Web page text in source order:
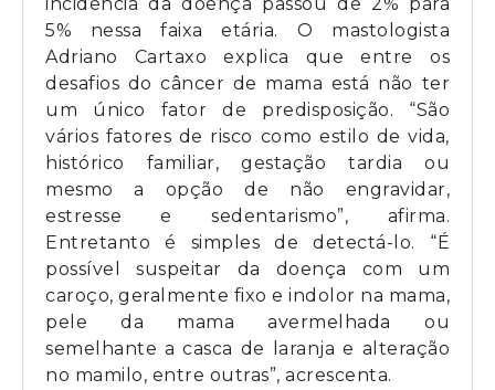
incidência da doença passou de 2% para
5% nessa faixa etária. O mastologista
Adriano Cartaxo explica que entre os
desafios do câncer de mama está não ter
um único fator de predisposição. “São
vários fatores de risco como estilo de vida,
histórico familiar, gestação tardia ou
mesmo a opção de não engravidar,
estresse e sedentarismo”, afirma.
Entretanto é simples de detectá-lo. “É
possível suspeitar da doença com um
caroço, geralmente fixo e indolor na mama,
pele da mama avermelhada ou
semelhante a casca de laranja e alteração
no mamilo, entre outras”, acrescenta.